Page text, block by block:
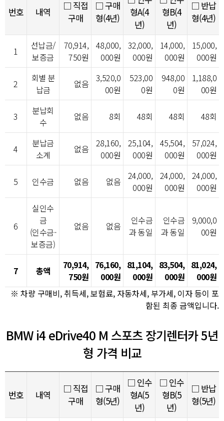
번호 내역
□ 직접
구매
□ 구매
형(4년)
형A(4
년)
형B(4
년)
□ 반납
형(4년)
1
선납금/
보증금
70,914,
750원
48,000,
000원
32,000,
000원
14,000,
000원
15,000,
000원
2
회별 분
납금
없음
3,520,0
00원
523,00
0원
948,00
0원
1,188,0
00원
3
분납회
수
없음 8회 48회 48회 48회
4
분납금
소계
없음
28,160,
000원
25,104,
000원
45,504,
000원
57,024,
000원
5 인수금 없음 없음
24,000,
000원
24,000,
000원
24,000,
000원
6
실인수
금
(인수금-
보증금)
없음 없음
인수금
과 동일
인수금
과 동일
9,000,0
00원
7 총액
70,914,
750원
76,160,
000원
81,104,
000원
83,504,
000원
81,024,
000원
※ 차량 구매비, 취득세, 보험료, 자동차세, 부가세, 이자 등이 포
함된 최종 금액입니다.
BMW i4 eDrive40 M 스포츠 장기렌터카 5년
형 가격 비교
번호 내역
□ 직접
구매
□ 구매
형(5년)
□ 인수
형A(5
년)
□ 인수
형B(5
년)
□ 반납
형(5년)